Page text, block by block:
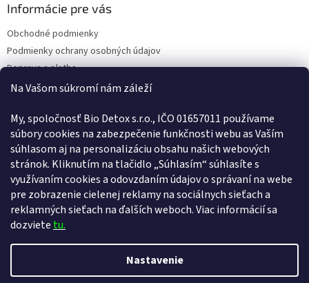
Na Vašom súkromí nám záleží
My, spoločnosť Bio Detox s.r.o., IČO 01657011 používame
súbory cookies na zabezpečenie funkčnosti webu as Vaším
súhlasom aj na personalizáciu obsahu našich webových
stránok. Kliknutím na tlačidlo „Súhlasím“ súhlasíte s
využívaním cookies a odovzdaním údajov o správaní na webe
pre zobrazenie cielenej reklamy na sociálnych sieťach a
reklamných sieťach na ďalších weboch. Viac informácií sa
dozviete tu.
Nastavenie
Informácie pre vás
Obchodné podmienky
Podmienky ochrany osobných údajov
Doprava a platba
Kontakty
Reklamačný poriadok
Poučenie o uplatnení práva spotrebiteľa na odstúpenie od zmluvy
Vernostný program
Pravidlá vernostného programu
ODSTÚPENIE OD ZMLUVY
CHCETE ZĽAVU 4€?
Prihláste sa k newsletteru a my vám hneď pošleme4€ zľavu
prvý nákup.
Zásady spracovania osobných údajov